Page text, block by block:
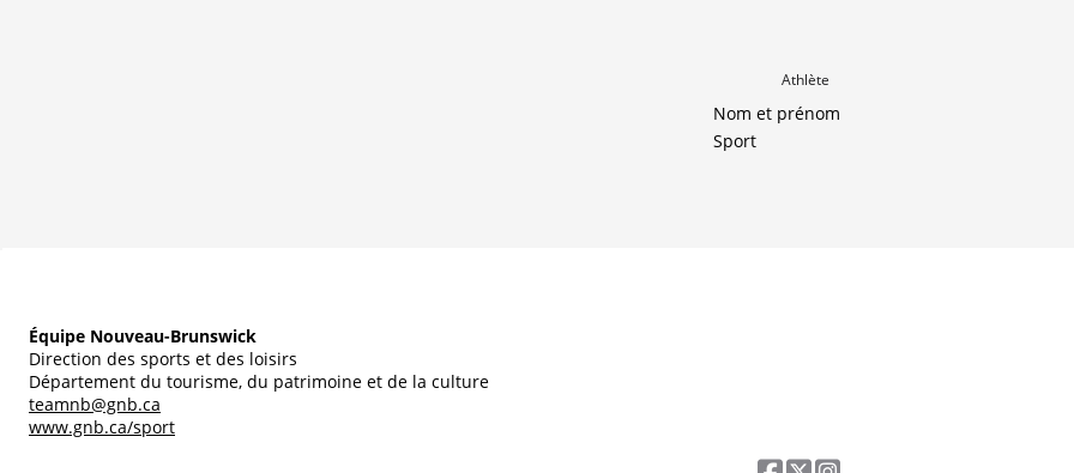
Athlète
Nom et prénom
Sport
Équipe Nouveau-Brunswick
Direction des sports et des loisirs
Département du tourisme, du patrimoine et de la culture
teamnb@gnb.ca
www.gnb.ca/sport